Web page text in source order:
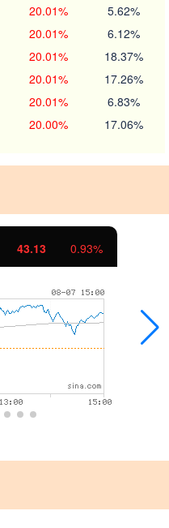
20.01% 5.62%
20.01% 6.12%
20.01% 18.37%
20.01% 17.26%
20.01% 6.83%
20.00% 17.06%
43.13 0.93%